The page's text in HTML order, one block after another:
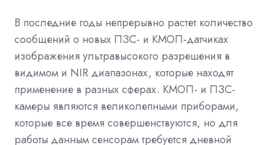
В последние годы непрерывно растет количество
сообщений о новых ПЗС- и КМОП-датчиках
изображения ультравысокого разрешения в
видимом и NIR диапазонах, которые находят
применение в разных сферах. КМОП- и ПЗС-
камеры являются великолепными приборами,
которые все время совершенствуются, но для
работы данным сенсорам требуется дневной